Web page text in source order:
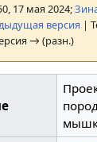
17 мая 2024;
версия |
→ (разн.)